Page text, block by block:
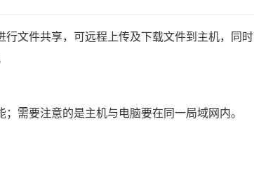
文件共享，可远程上传及下载文件到主机，同
需要注意的是主机与电脑要在同一局域网内。